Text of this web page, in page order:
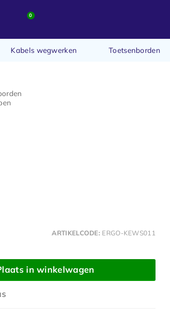
0
Kabels wegwerken Toetsenborden
ARTIKELCODE: ERGO-KEWS011
in winkelwagen